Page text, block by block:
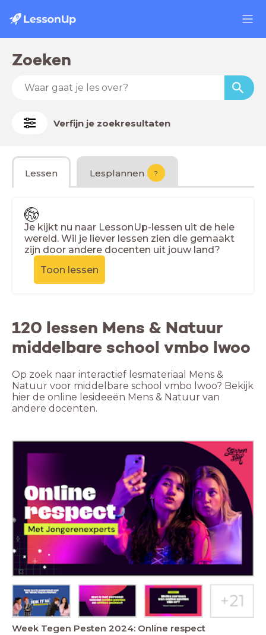
Zoeken
Verfijn je zoekresultaten
Lessen Lesplannen ?
Je kijkt nu naar LessonUp-lessen uit de hele
wereld. Wil je liever lessen zien die gemaakt
zijn door andere docenten uit jouw land?
Toon lessen
120 lessen Mens & Natuur
middelbare school vmbo lwoo
Op zoek naar interactief lesmateriaal Mens &
Natuur voor middelbare school vmbo lwoo? Bekijk
hier de online lesideeën Mens & Natuur van
andere docenten.
Week Tegen Pesten 2024: Online respect